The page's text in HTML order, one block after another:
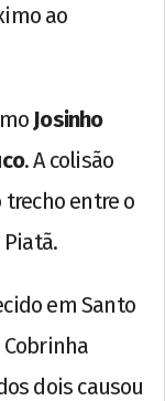
ao
Josinho
. A colisão
trecho entre o
em Santo
dois causou